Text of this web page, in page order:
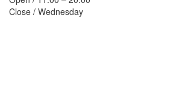
Close / Wednesday